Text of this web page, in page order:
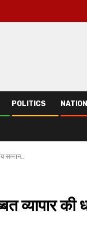
POLITICS
सम्मान..
व्यापार की